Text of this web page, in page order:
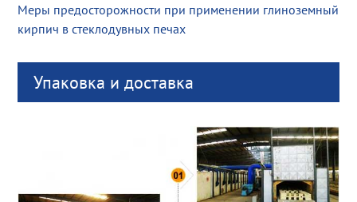
Меры предосторожности при применении глиноземный
кирпич в стеклодувных печах
Упаковка и доставка